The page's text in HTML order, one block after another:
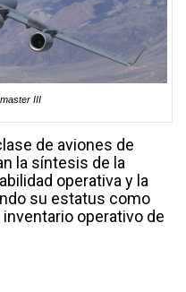
III
de aviones de
la síntesis de la
operativa y la
su estatus como
operativo de